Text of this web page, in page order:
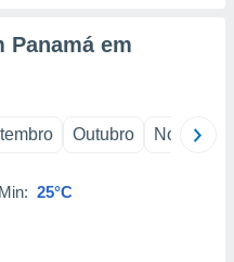
Panamá em
Outubro Novembro
Min: 25°C